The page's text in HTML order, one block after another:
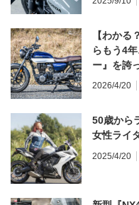
【わか
らもう4
ー』を誇
う？
2026/4/20
50歳から
女性ライ
2025/4/20